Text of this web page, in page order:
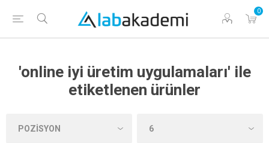
0
'online iyi üretim uygulamaları' ile
etiketlenen ürünler